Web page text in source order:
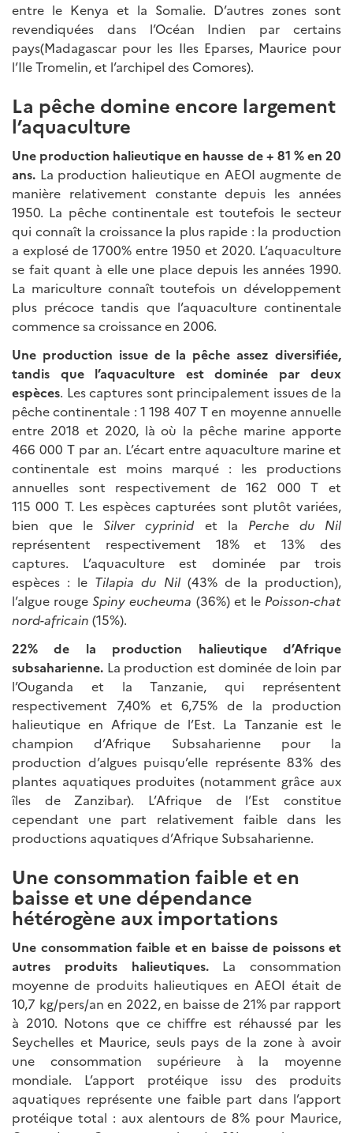
entre le Kenya et la Somalie. D’autres zones sont
revendiquées dans l’Océan Indien par certains
pays(Madagascar pour les Iles Eparses, Maurice pour
l’Ile Tromelin, et l’archipel des Comores).
La pêche domine encore largement
l’aquaculture
Une production halieutique en hausse de + 81 % en 20
ans. La production halieutique en AEOI augmente de
manière relativement constante depuis les années
1950. La pêche continentale est toutefois le secteur
qui connaît la croissance la plus rapide : la production
a explosé de 1700% entre 1950 et 2020. L’aquaculture
se fait quant à elle une place depuis les années 1990.
La mariculture connaît toutefois un développement
plus précoce tandis que l’aquaculture continentale
commence sa croissance en 2006.
Une production issue de la pêche assez diversifiée,
tandis que l’aquaculture est dominée par deux
espèces. Les captures sont principalement issues de la
pêche continentale : 1 198 407 T en moyenne annuelle
entre 2018 et 2020, là où la pêche marine apporte
466 000 T par an. L’écart entre aquaculture marine et
continentale est moins marqué : les productions
annuelles sont respectivement de 162 000 T et
115 000 T. Les espèces capturées sont plutôt variées,
bien que leSilver cyprinidet la Perche du Nil
représentent respectivement 18% et 13% des
captures. L’aquaculture est dominée par trois
espèces : le Tilapia du Nil(43% de la production),
l’algue rougeSpiny eucheuma (36%) et le Poisson-chat
nord-africain (15%).
22% de la production halieutique d’Afrique
subsaharienne. La production est dominée de loin par
l’Ouganda et la Tanzanie, qui représentent
respectivement 7,40% et 6,75% de la production
halieutique en Afrique de l’Est. La Tanzanie est le
champion d’Afrique Subsaharienne pour la
production d’algues puisqu’elle représente 83% des
plantes aquatiques produites (notamment grâce aux
îles de Zanzibar). L’Afrique de l’Est constitue
cependant une part relativement faible dans les
productions aquatiques d’Afrique Subsaharienne.
Une consommation faible et en
baisse et une dépendance
hétérogène aux importations
Une consommation faible et en baisse de poissons et
autres produits halieutiques. La consommation
moyenne de produits halieutiques en AEOI était de
10,7 kg/pers/an en 2022, en baisse de 21% par rapport
à 2010. Notons que ce chiffre est réhaussé par les
Seychelles et Maurice, seuls pays de la zone à avoir
une consommation supérieure à la moyenne
mondiale. L’apport protéique issu des produits
aquatiques représente une faible part dans l’apport
protéique total : aux alentours de 8% pour Maurice,